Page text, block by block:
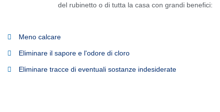
del rubinetto o di tutta la casa con grandi benefici:
Meno calcare
Eliminare il sapore e l'odore di cloro
Eliminare tracce di eventuali sostanze indesiderate